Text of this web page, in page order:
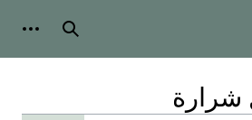
بحث
شرارة